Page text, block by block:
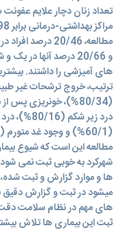
تعداد زنان دچار علایم
و 20/66 درصد آنها
های آمیزشی را داشتند.
مطالعه این است که شیوع
شهرکرد به خوبی ثبت نمی شود
میشود در ثبت و گزارش دقیق
های مهم در نظام سلامت
ثبت این بیماری ها تلاش